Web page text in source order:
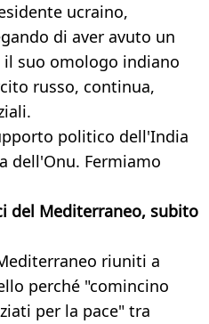
ucraino,
di aver avuto un
suo omologo indiano
russo, continua,
politico dell'India
dell'Onu. Fermiamo
del Mediterraneo, subito
riuniti a
perché "comincino
per la pace" tra